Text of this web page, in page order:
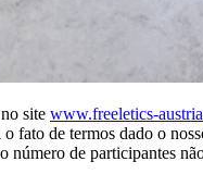
site www.freeletics-
fato de termos dado o
de participantes